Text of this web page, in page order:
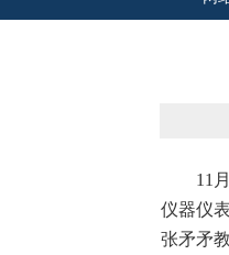
11 月
仪器仪
张矛矛